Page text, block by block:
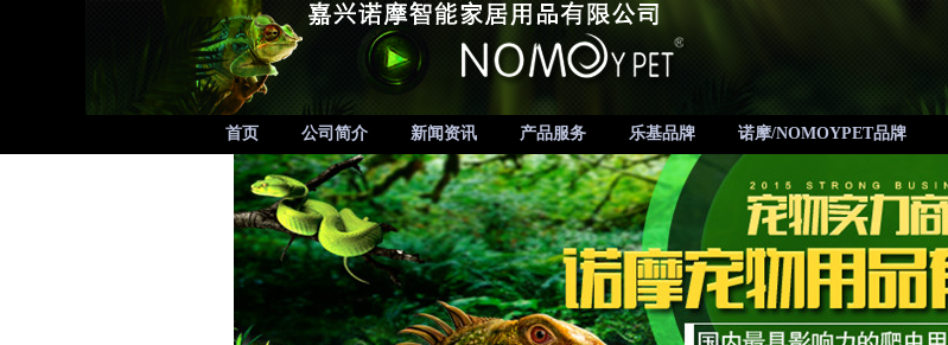
首页 公司简介 新闻资讯 产品服务 乐基品牌 诺摩/NOMOYPET品牌